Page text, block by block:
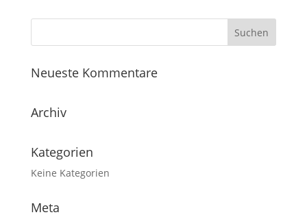
Neueste Kommentare
Archiv
Kategorien
Keine Kategorien
Meta